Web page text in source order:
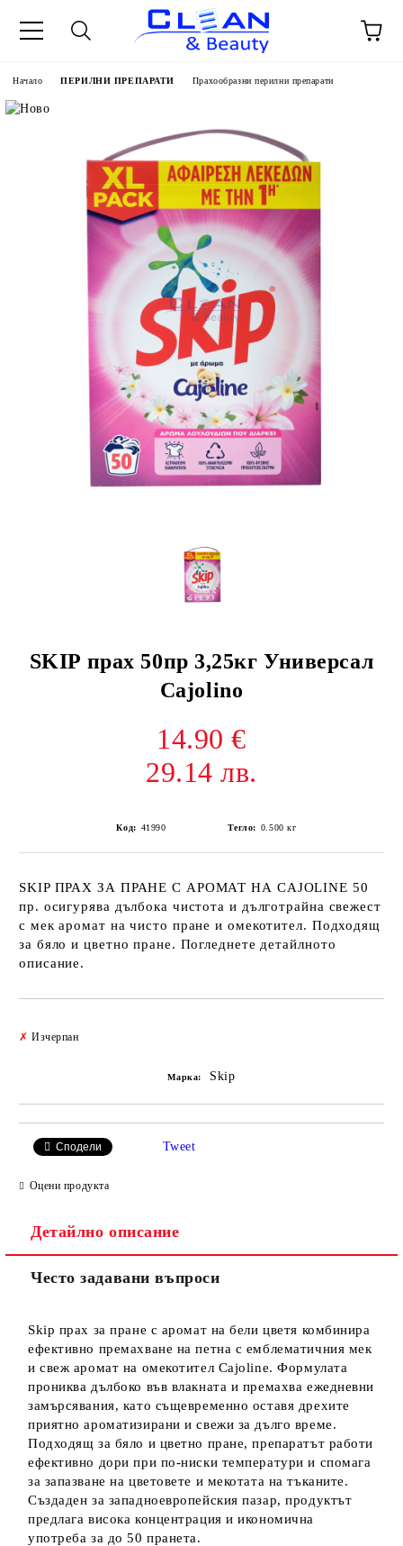
Начало ПЕРИЛНИ ПРЕПАРАТИ Прахообразни перилни препарати
SKIP прах 50пр 3,25кг Универсал
Cajolino
14.90 €
29.14 лв.
Код: 41990 Тегло: 0.500 кг
SKIP ПРАХ ЗА ПРАНЕ С АРОМАТ НА CAJOLINE 50
пр. осигурява дълбока чистота и дълготрайна свежест
с мек аромат на чисто пране и омекотител. Подходящ
за бяло и цветно пране. Погледнете детайлното
описание.
✗ Изчерпан
Марка: Skip
Сподели Tweet
Оцени продукта
Детайлно описание
Често задавани въпроси
Skip прах за пране с аромат на бели цветя комбинира
ефективно премахване на петна с емблематичния мек
и свеж аромат на омекотител Cajoline. Формулата
прониква дълбоко във влакната и премахва ежедневни
замърсявания, като същевременно оставя дрехите
приятно ароматизирани и свежи за дълго време.
Подходящ за бяло и цветно пране, препаратът работи
ефективно дори при по-ниски температури и спомага
за запазване на цветовете и мекотата на тъканите.
Създаден за западноевропейския пазар, продуктът
предлага висока концентрация и икономична
употреба за до 50 пранета.